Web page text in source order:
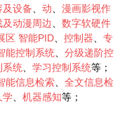
及设备 动
漫画影视作
及动漫周边
数字软硬件
区 智能PID 控制器
专
能控制系统
分级递阶控
系统 学习控制系统等；
能信息检索
全文信息检
学 机器感知等；